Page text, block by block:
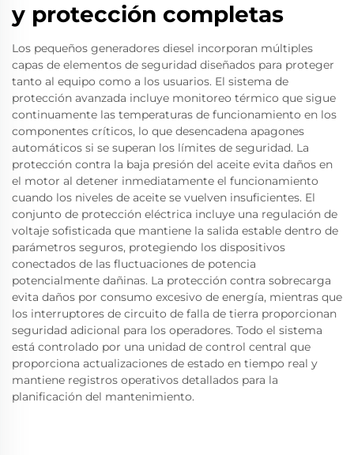
y protección completas
Los pequeños generadores diesel incorporan múltiples
capas de elementos de seguridad diseñados para proteger
tanto al equipo como a los usuarios. El sistema de
protección avanzada incluye monitoreo térmico que sigue
continuamente las temperaturas de funcionamiento en los
componentes críticos, lo que desencadena apagones
automáticos si se superan los límites de seguridad. La
protección contra la baja presión del aceite evita daños en
el motor al detener inmediatamente el funcionamiento
cuando los niveles de aceite se vuelven insuficientes. El
conjunto de protección eléctrica incluye una regulación de
voltaje sofisticada que mantiene la salida estable dentro de
parámetros seguros, protegiendo los dispositivos
conectados de las fluctuaciones de potencia
potencialmente dañinas. La protección contra sobrecarga
evita daños por consumo excesivo de energía, mientras que
los interruptores de circuito de falla de tierra proporcionan
seguridad adicional para los operadores. Todo el sistema
está controlado por una unidad de control central que
proporciona actualizaciones de estado en tiempo real y
mantiene registros operativos detallados para la
planificación del mantenimiento.